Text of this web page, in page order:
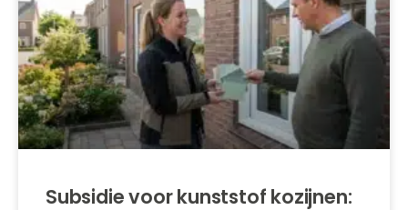
Subsidie voor kunststof kozijnen: